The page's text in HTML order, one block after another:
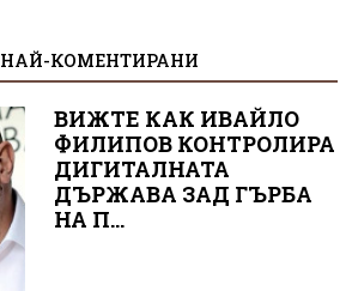
НАЙ-КОМЕНТИРАНИ
ВИЖТЕ КАК ИВАЙЛО
ФИЛИПОВ КОНТРОЛИРА
ДИГИТАЛНАТА
ДЪРЖАВА ЗАД ГЪРБА
НА П...